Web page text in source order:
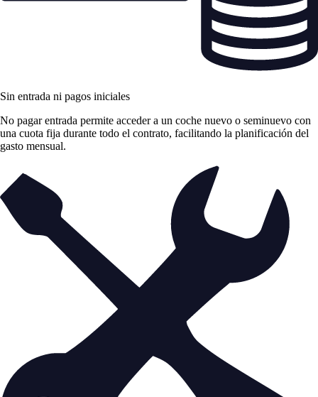
Sin entrada ni pagos iniciales
No pagar entrada permite acceder a un coche nuevo o seminuevo con
una cuota fija durante todo el contrato, facilitando la planificación del
gasto mensual.